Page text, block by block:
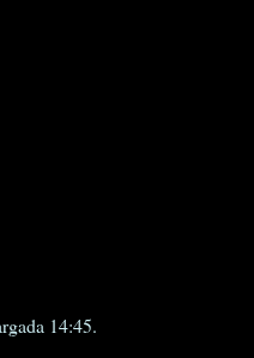
14:45.